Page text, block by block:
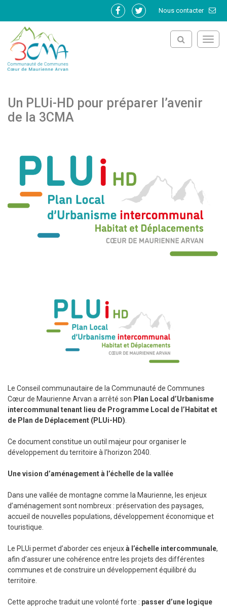
Nous contacter
Lien
Lien
Un PLUi-HD pour préparer l’avenir
de la 3CMA
Le Conseil communautaire de la Communauté de Communes
Cœur de Maurienne Arvan a arrêté son Plan Local d’Urbanisme
intercommunal tenant lieu de Programme Local de l’Habitat et
de Plan de Déplacement (PLUi-HD)
Ce document constitue un outil majeur pour organiser le
développement du territoire à l’horizon 2040.
Une vision d’aménagement à l’échelle de la vallée
Dans une vallée de montagne comme la Maurienne, les enjeux
d’aménagement sont nombreux : préservation des paysages,
accueil de nouvelles populations, développement économique et
touristique.
Le PLUi permet d’aborder ces enjeuxà l’échelle intercommunale,
afin d’assurer une cohérence entre les projets des différentes
communes et de construire un développement équilibré du
territoire.
Cette approche traduit une volonté forte : passer d’une logique